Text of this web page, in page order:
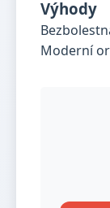
Výhody
Moderní